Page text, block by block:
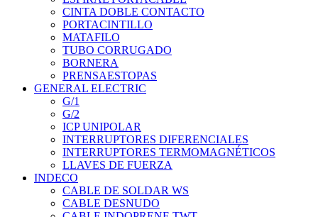
CINTA DOBLE CONTACTO
PORTACINTILLO
MATAFILO
TUBO CORRUGADO
BORNERA
PRENSAESTOPAS
GENERAL ELECTRIC
G/1
G/2
ICP UNIPOLAR
INTERRUPTORES DIFERENCIALES
INTERRUPTORES TERMOMAGNÉTICOS
LLAVES DE FUERZA
INDECO
CABLE DE SOLDAR WS
CABLE DESNUDO